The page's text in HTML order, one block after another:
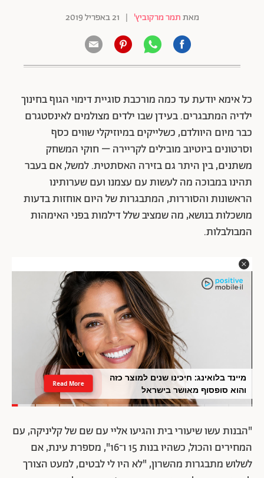
מאתתמר מרקוביץ' | 21 באפריל 2019
כל אימא יודעת עד כמה מורכבת סוגיית דימוי הגוף בחינוך
ילדיה המתבגרים. בעידן שבו ילדים מצולמים לאינסטגרם
כבר מיום היוולדם, כשלייקים במיוזיקלי שווים כסף
וסרטונים ביוטיוב מובילים לקריירה – חוקי המשחק
משתנים, בין היתר גם בזירה האסתטית. למשל, אם בעבר
תהינו במבוכה מה לעשות עם עצמנו ועם שערותינו
הראשונות והסוררות, המתבגרות של היום אוחזות בדעות
מושכלות בנושא, מה שמציב שלל דילמות בפני האימהות
המבולבלות.
מיינד בלואינג: חיכינו שנים למוצר כזה
והוא סופסוף מאושר בישראל
Read More
"הבנות עשו שיעורי בית והגיעו אליי עם שם של קליניקה, עם
המחירים והכול, כשהיו בנות 15 ו־16", מספרת עינת, אם
לשלוש מתבגרות מהשרון, "לא היו לי לבטים, למעט הצורך